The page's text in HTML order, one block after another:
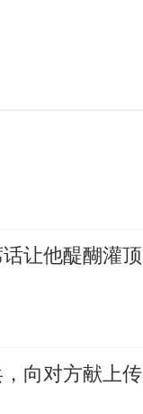
让他醍醐灌顶
向对方献上传